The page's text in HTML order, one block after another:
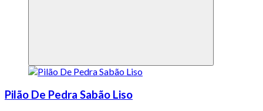
Pilão De Pedra Sabão Liso